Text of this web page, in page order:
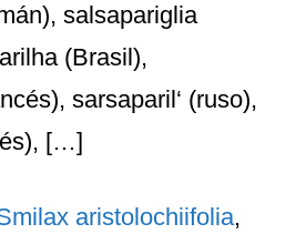
salsapariglia
(Brasil),
sarsaparil‘ (ruso),
[…]
aristolochiifolia,